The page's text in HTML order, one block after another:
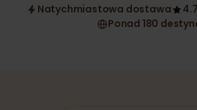
Natychmiastowa dostawa
Ponad 180